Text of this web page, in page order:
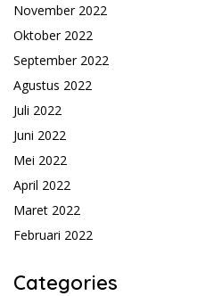
November 2022
Oktober 2022
September 2022
Agustus 2022
Juli 2022
Juni 2022
Mei 2022
April 2022
Maret 2022
Februari 2022
Categories